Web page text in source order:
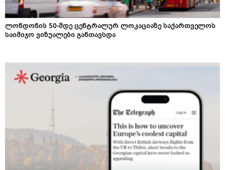
ლონდონის 50-მდე ცენტრალურ ლოკაციაზე საქართველოს
საიმიჯო ვიზუალები განთავსდა